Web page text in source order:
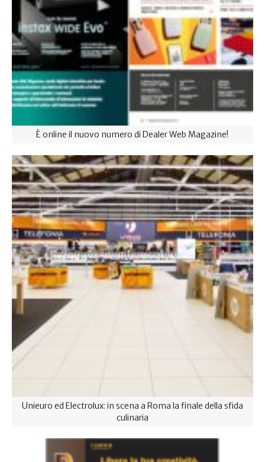
È online il nuovo numero di Dealer Web Magazine!
Unieuro ed Electrolux: in scena a Roma la finale della sfida
culinaria